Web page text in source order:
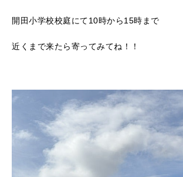
開田小学校校庭にて10時から15時まで
近くまで来たら寄ってみてね！！